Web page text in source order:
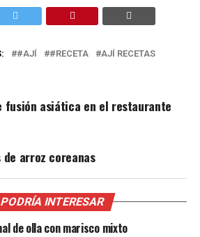
#AJÍ #RECETA
AJÍ RECETAS
fusión asiática en el restaurante
arroz coreanas
INTERESAR
de olla con marisco mixto